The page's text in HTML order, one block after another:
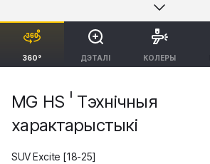
360° ДЭТАЛІ КОЛЕРЫ
MG HS I Тэхнічныя
характарыстыкі
SUV Excite [18-25]